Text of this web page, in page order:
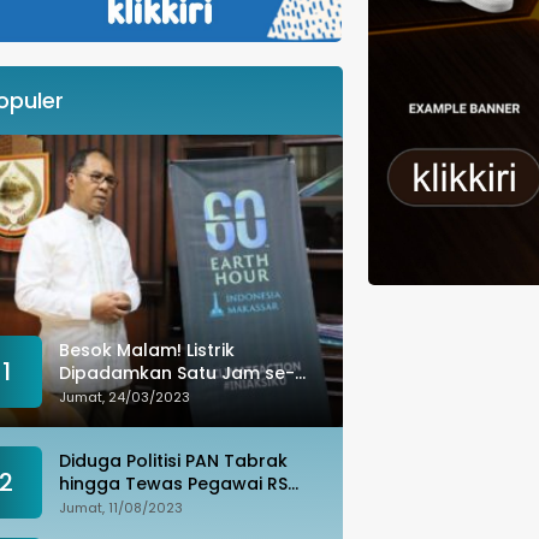
1
Besok Malam! Listrik
Dipadamkan Satu Jam se-
Kota Makassar: Merespons
Perubahan Iklim
Jumat, 24/03/2023
2
Diduga Politisi PAN Tabrak
hingga Tewas Pegawai RS
Wahidin, Istri Korban: Kami
Jumat, 11/08/2023